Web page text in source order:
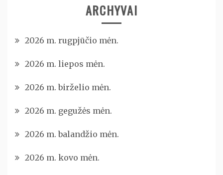
ARCHYVAI
2026 m. rugpjūčio mėn.
2026 m. liepos mėn.
2026 m. birželio mėn.
2026 m. gegužės mėn.
2026 m. balandžio mėn.
2026 m. kovo mėn.